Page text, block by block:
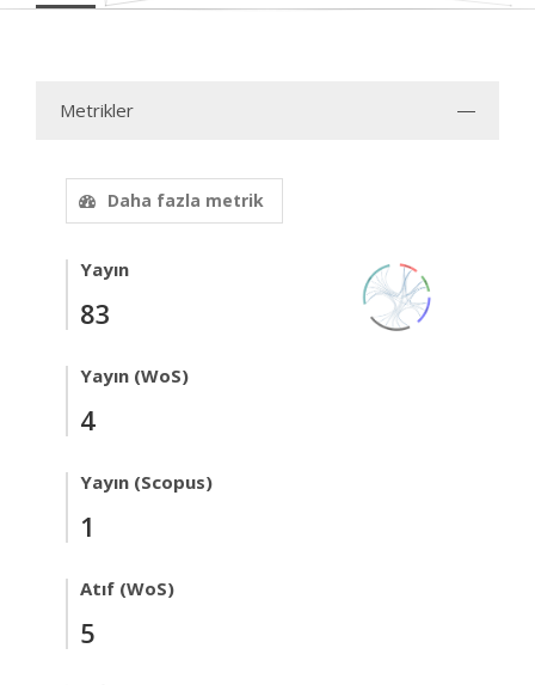
Metrikler
Daha fazla metrik
Yayın
83
Yayın (WoS)
4
Yayın (Scopus)
1
Atıf (WoS)
5